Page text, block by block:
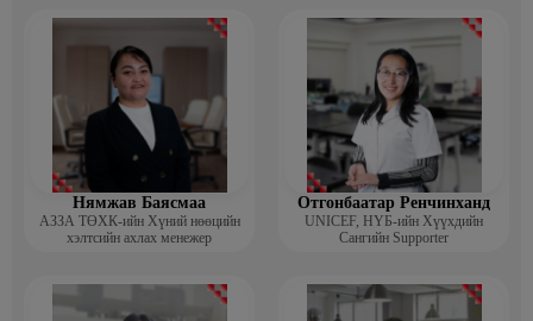
Нямжав Баясмаа
АЗЗА ТӨХК-ийн Хүний нөөцийн
хэлтсийн ахлах менежер
Отгонбаатар Ренчинханд
UNIСЕF, НҮБ-ийн Хүүхдийн
Сангийн Supporter